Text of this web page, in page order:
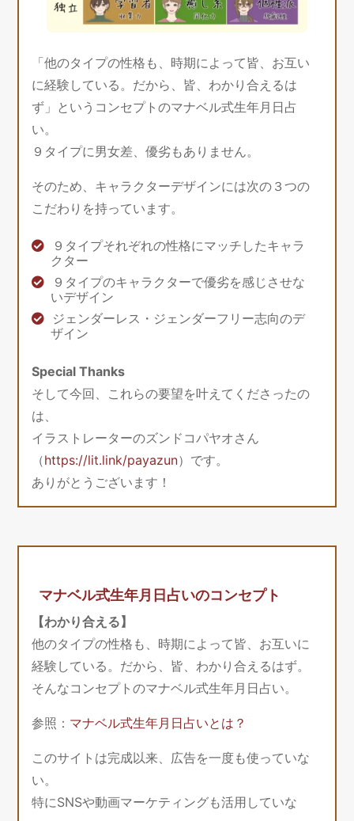
「他のタイプの性格も、時期によって皆、お互い
に経験している。だから、皆、わかり合えるは
ず」というコンセプトのマナベル式生年月日占
い。
９タイプに男女差、優劣もありません。
そのため、キャラクターデザインには次の３つの
こだわりを持っています。
９タイプそれぞれの性格にマッチしたキャラ
クター
９タイプのキャラクターで優劣を感じさせな
いデザイン
ジェンダーレス・ジェンダーフリー志向のデ
ザイン
Special Thanks
そして今回、これらの要望を叶えてくださったの
は、
イラストレーターのズンドコパヤオさん
（https://lit.link/payazun）です。
ありがとうございます！
マナベル式生年月日占いのコンセプト
【わかり合える】
他のタイプの性格も、時期によって皆、お互いに
経験している。だから、皆、わかり合えるはず。
そんなコンセプトのマナベル式生年月日占い。
参照： マナベル式生年月日占いとは？
このサイトは完成以来、広告を一度も使っていな
い。
特にSNSや動画マーケティングも活用していな